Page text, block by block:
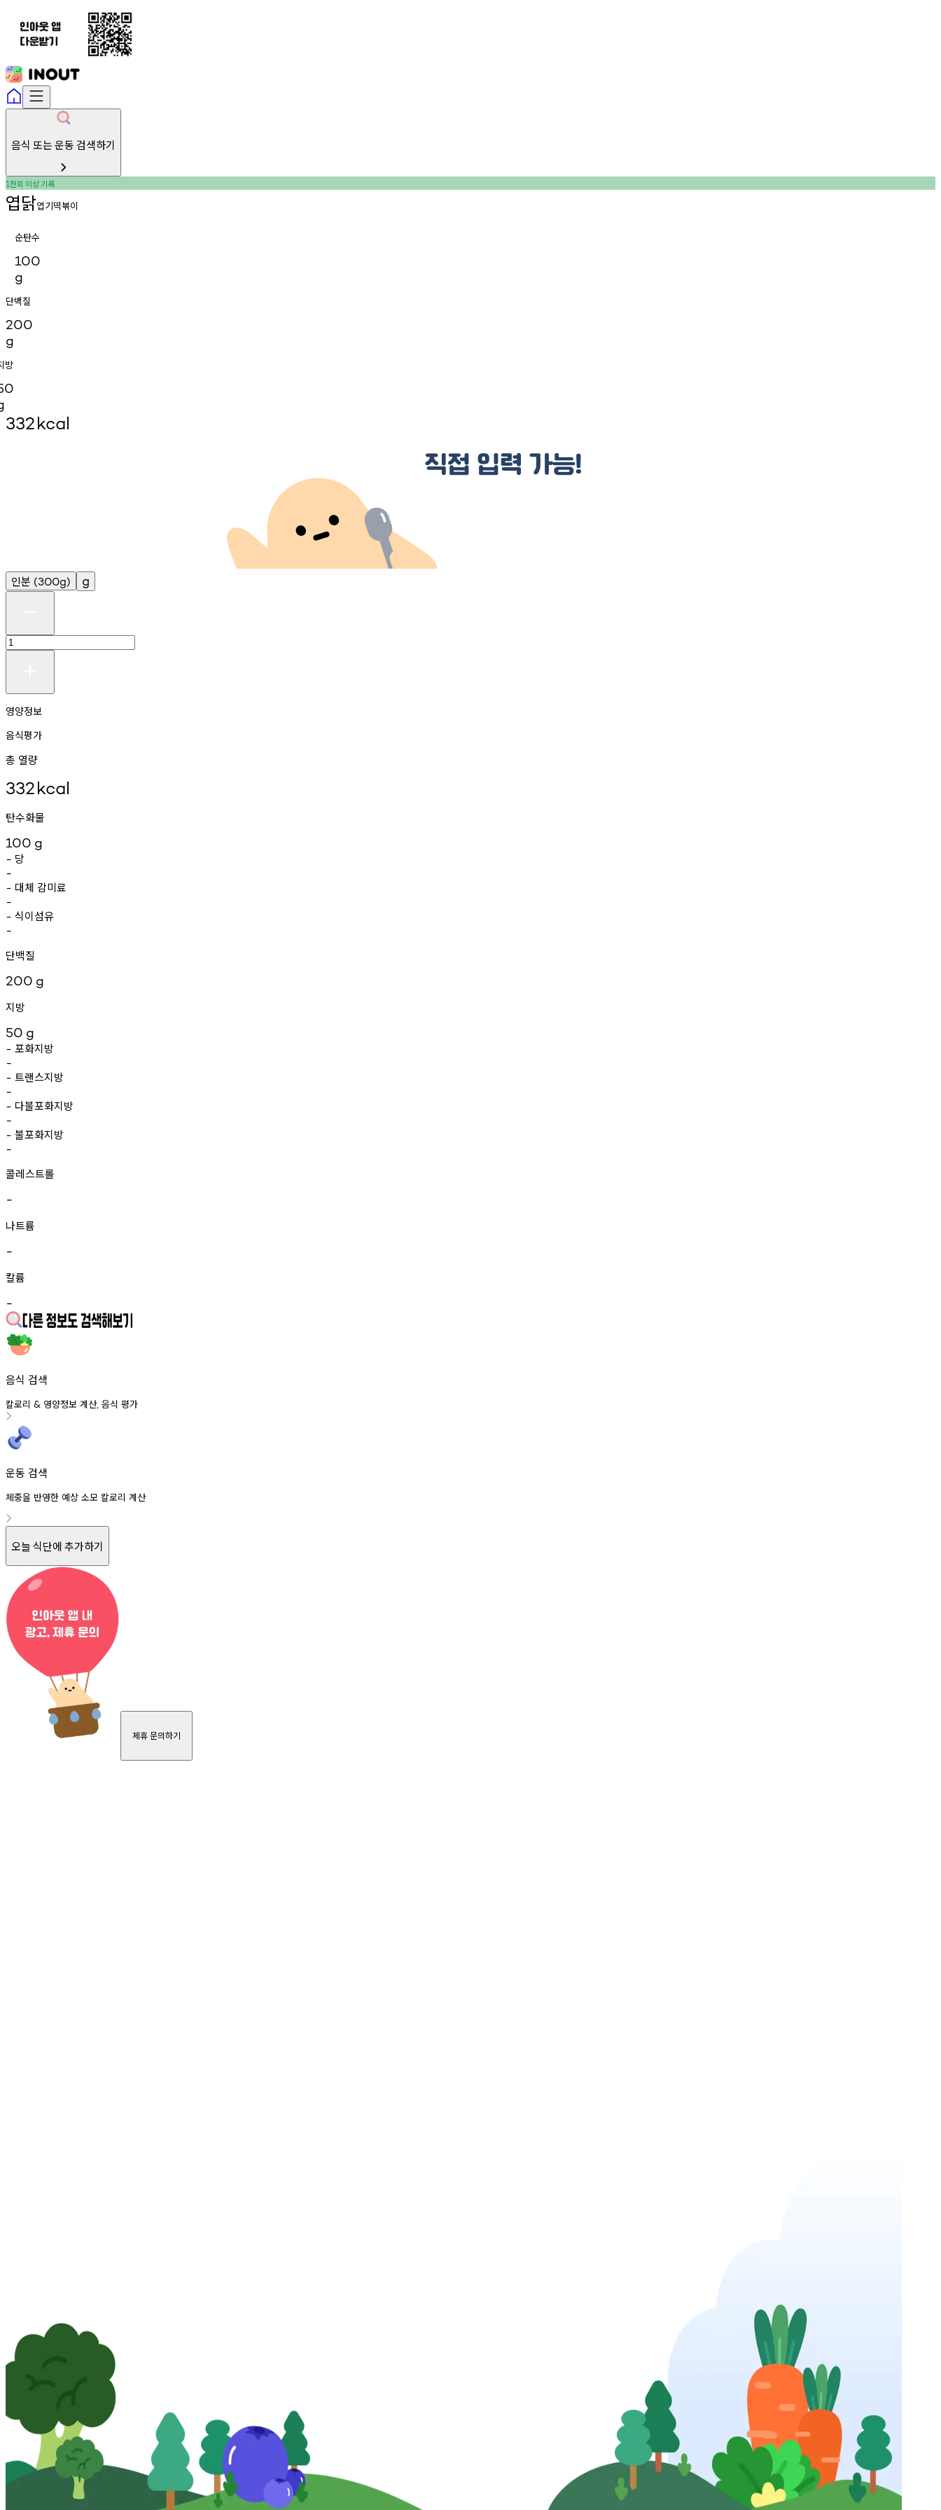
음식 또는 운동 검색하기
1천회 이상기록
엽닭엽기떡볶이
순탄수
100
g
단백질
200
g
방
332kcal
인분 (300g) g
영양정보
음식평가
총 열량
332kcal
탄수화물
100 g
- 당
-
- 대체 감미료
-
- 식이섬유
-
단백질
200 g
지방
50 g
- 포화지방
-
- 트랜스지방
-
- 다불포화지방
-
- 불포화지방
-
콜레스트롤
-
나트륨
-
칼륨
-
음식 검색
칼로리 & 영양정보 계산, 음식 평가
운동 검색
체중을 반영한 예상 소모 칼로리 계산
오늘 식단에 추가하기
제휴 문의하기